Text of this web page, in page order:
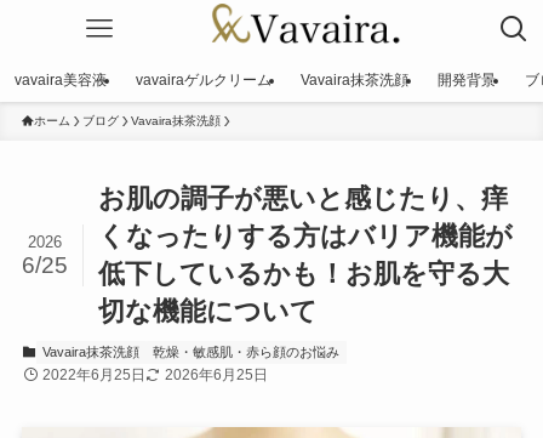
vavaira美容液 vavairaゲルクリーム Vavaira抹茶洗顔 開発背景 ブ
ホーム ブログ Vavaira抹茶洗顔
お肌の調子が悪いと感じたり、痒
くなったりする方はバリア機能が
低下しているかも！お肌を守る大
切な機能について
2026
6/25
Vavaira抹茶洗顔 乾燥・敏感肌・赤ら顔のお悩み
2022年6月25日 2026年6月25日